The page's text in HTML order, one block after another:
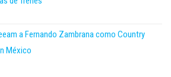
a Fernando Zambrana como Country
México